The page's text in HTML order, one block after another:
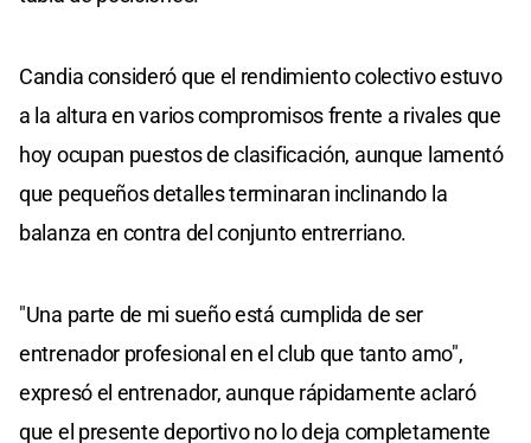
Candia consideró que el rendimiento colectivo estuvo
a la altura en varios compromisos frente a rivales que
hoy ocupan puestos de clasificación, aunque lamentó
que pequeños detalles terminaran inclinando la
balanza en contra del conjunto entrerriano.
"Una parte de mi sueño está cumplida de ser
entrenador profesional en el club que tanto amo",
expresó el entrenador, aunque rápidamente aclaró
que el presente deportivo no lo deja completamente